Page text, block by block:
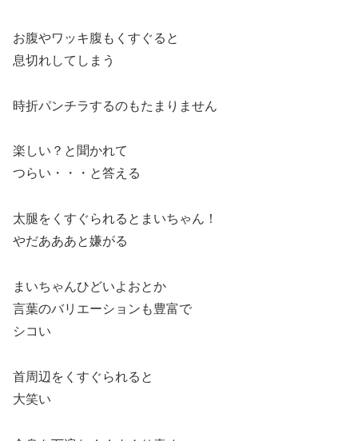
お腹やワッキ腹もくすぐると
息切れしてしまう
時折パンチラするのもたまりません
楽しい？と聞かれて
つらい・・・と答える
太腿をくすぐられるとまいちゃん！
やだあああと嫌がる
まいちゃんひどいよおとか
言葉のバリエーションも豊富で
シコい
首周辺をくすぐられると
大笑い